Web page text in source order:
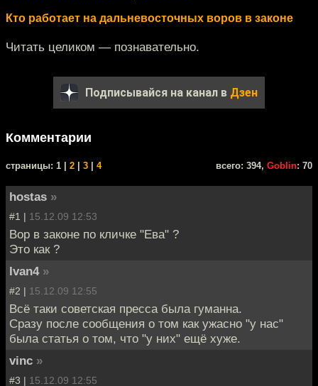
Кто работает на дальневосточных воров в законе
Читать целиком — познавательно.
Подписывайся на канал в Дзен
Комментарии
cтраницы: 1 | 2 3 4 всего: 394, Goblin: 70
hostas »
#1 | 15.12.09 12:53
Вор в законе по кличке "Ева" ?
Это как ?
Ivan4 »
#2 | 15.12.09 12:55
Всё таки советская пресса была гуманна.
Сразу после сообщения о том как ужасно "у нас"
была статья о том, что "у них" ещё хуже.
vinc »
#3 | 15.12.09 12:55